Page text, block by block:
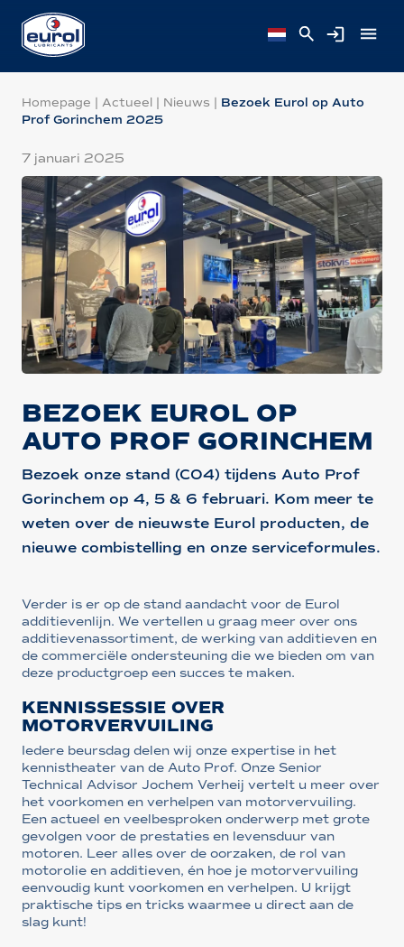
Homepage | Actueel | Nieuws | Bezoek Eurol op Auto
Prof Gorinchem 2025
7 januari 2025
BEZOEK EUROL OP
AUTO PROF GORINCHEM
Bezoek onze stand (CO4) tijdens Auto Prof
Gorinchem op 4, 5 & 6 februari. Kom meer te
weten over de nieuwste Eurol producten, de
nieuwe combistelling en onze serviceformules.
Verder is er op de stand aandacht voor de Eurol
additievenlijn. We vertellen u graag meer over ons
additievenassortiment, de werking van additieven en
de commerciële ondersteuning die we bieden om van
deze productgroep een succes te maken.
KENNISSESSIE OVER
MOTORVERVUILING
Iedere beursdag delen wij onze expertise in het
kennistheater van de Auto Prof. Onze Senior
Technical Advisor Jochem Verheij vertelt u meer over
het voorkomen en verhelpen van motorvervuiling.
Een actueel en veelbesproken onderwerp met grote
gevolgen voor de prestaties en levensduur van
motoren. Leer alles over de oorzaken, de rol van
motorolie en additieven, én hoe je motorvervuiling
eenvoudig kunt voorkomen en verhelpen. U krijgt
praktische tips en tricks waarmee u direct aan de
slag kunt!